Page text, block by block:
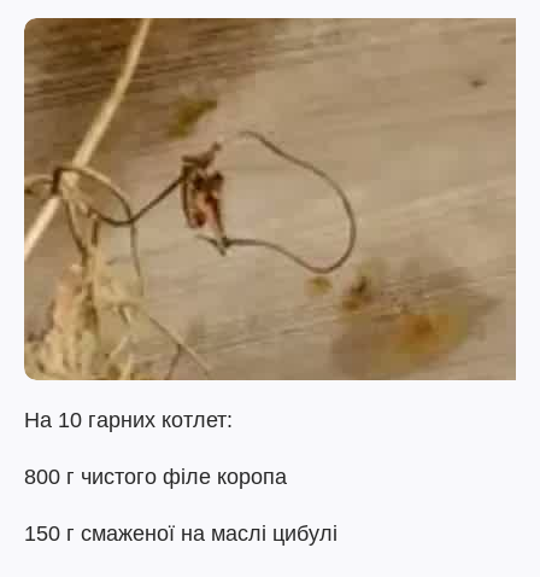
На 10 гарних котлет:
800 г чистого філе коропа
150 г смаженої на маслі цибулі